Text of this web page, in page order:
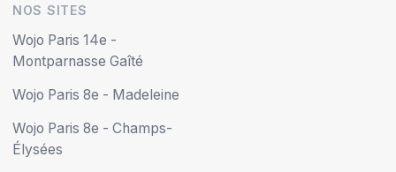
NOS SITES
Wojo Paris 14e -
Montparnasse Gaîté
Wojo Paris 8e - Madeleine
Wojo Paris 8e - Champs-
Élysées